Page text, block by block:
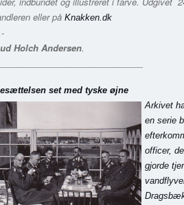
eller påKnakken.dk
Holch Andersen.
set med tyske øjne
Arkivet
en serie
officer,
gjorde